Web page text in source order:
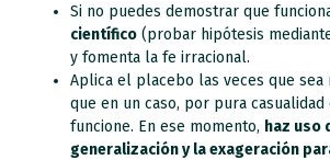
Si no puedes demostrar que
científico (probar hipótesis
y fomenta la fe irracional.
Aplica el placebo las veces que sea
que en un caso, por pura casualidad
funcione. En ese momento, haz uso
generalización y la exageración